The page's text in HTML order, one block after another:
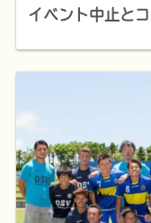
イベント中止と